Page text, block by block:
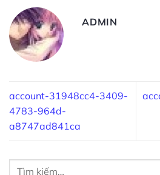
ADMIN
account-31948cc4-3409-
4783-964d-
a8747ad841ca